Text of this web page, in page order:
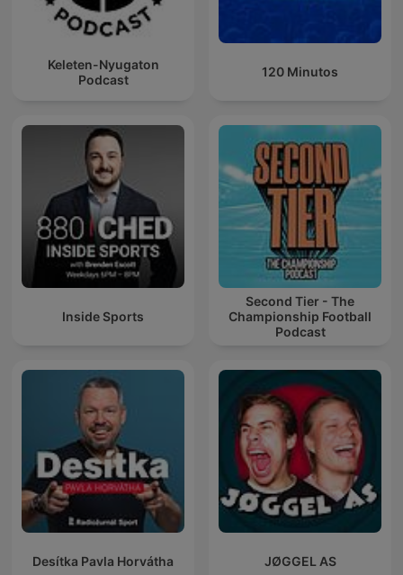
Keleten-Nyugaton
Podcast
120 Minutos
Inside Sports
Second Tier - The
Championship Football
Podcast
Desítka Pavla Horvátha JØGGEL AS